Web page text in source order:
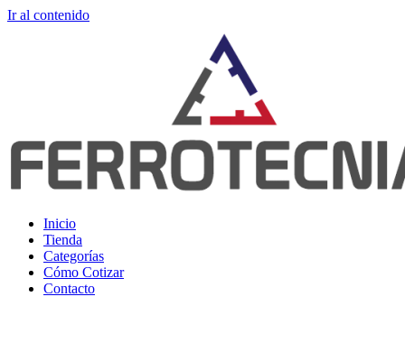
Ir al contenido
Inicio
Tienda
Categorías
Cómo Cotizar
Contacto